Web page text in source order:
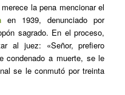
la pena mencionar el
en 1939, denunciado por
sagrado. En el proceso,
al juez: «Señor, prefiero
condenado a muerte, se le
se le conmutó por treinta